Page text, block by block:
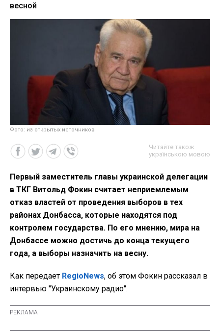
весной
Фото: из открытых источников
Читайте також
українською мовою
Первый заместитель главы украинской делегации
в ТКГ Витольд Фокин считает неприемлемым
отказ властей от проведения выборов в тех
районах Донбасса, которые находятся под
контролем государства. По его мнению, мира на
Донбассе можно достичь до конца текущего
года, а выборы назначить на весну.
Как передает RegioNews, об этом Фокин рассказал в
интервью "Украинскому радио".